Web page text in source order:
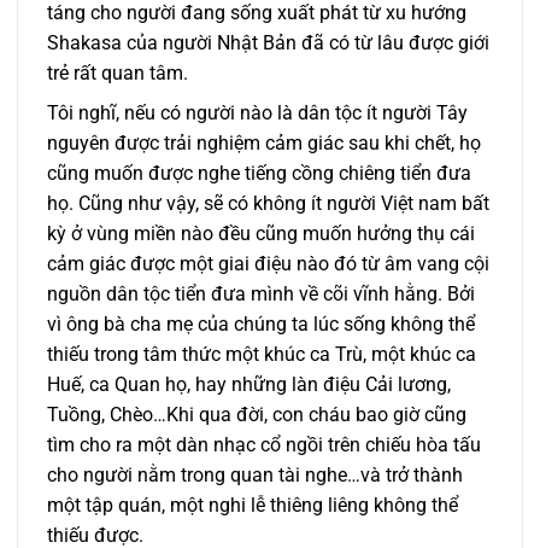
táng cho người đang sống xuất phát từ xu hướng
Shakasa của người Nhật Bản đã có từ lâu được giới
trẻ rất quan tâm.
Tôi nghĩ, nếu có người nào là dân tộc ít người Tây
nguyên được trải nghiệm cảm giác sau khi chết, họ
cũng muốn được nghe tiếng cồng chiêng tiển đưa
họ. Cũng như vậy, sẽ có không ít người Việt nam bất
kỳ ở vùng miền nào đều cũng muốn hưởng thụ cái
cảm giác được một giai điệu nào đó từ âm vang cội
nguồn dân tộc tiển đưa mình về cõi vĩnh hằng. Bởi
vì ông bà cha mẹ của chúng ta lúc sống không thể
thiếu trong tâm thức một khúc ca Trù, một khúc ca
Huế, ca Quan họ, hay những làn điệu Cải lương,
Tuồng, Chèo…Khi qua đời, con cháu bao giờ cũng
tìm cho ra một dàn nhạc cổ ngồi trên chiếu hòa tấu
cho người nằm trong quan tài nghe…và trở thành
một tập quán, một nghi lễ thiêng liêng không thể
thiếu được.